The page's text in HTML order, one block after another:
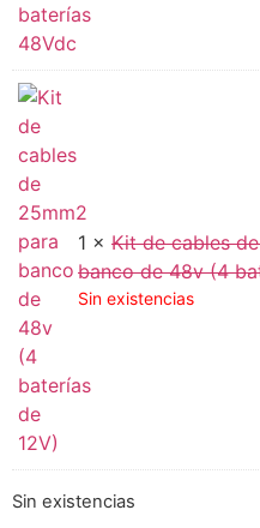
1 × Kit de cables
banco de 48v (4
Sin existencias
Sin existencias